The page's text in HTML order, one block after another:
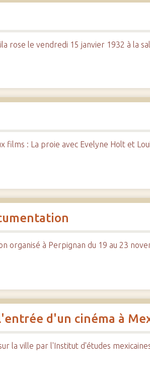
le vendredi 15 janvier 1932 à la
: La proie avec Evelyne Holt et
à Perpignan du 19 au 23
d'un cinéma à
la ville par l'Institut d'études